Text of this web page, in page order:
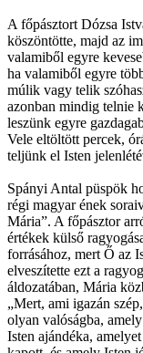
A főpásztort Dózsa
köszöntötte, majd az
valamiből egyre
ha valamiből egyre
múlik vagy telik
azonban mindig telnie
leszünk egyre
Vele eltöltött percek,
teljünk el Isten
Spányi Antal püspök
régi magyar ének
Mária”. A főpásztor
értékek külső
forrásához, mert Ő az
elveszítette ezt a
áldozatában, Mária
„Mert, ami igazán
olyan valóságba,
Isten ajándéka,